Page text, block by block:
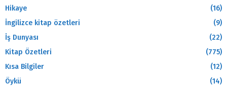
Hikaye
(16)
İngilizce kitap özetleri
(9)
İş Dunyası
(22)
Kitap Özetleri
(775)
Kısa Bilgiler
(12)
Öykü
(14)